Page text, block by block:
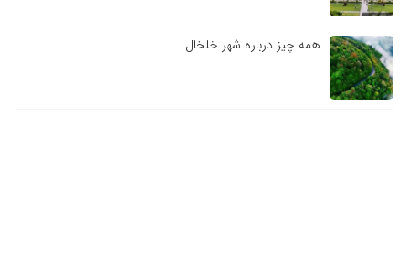
همه چیز درباره شهر خلخال